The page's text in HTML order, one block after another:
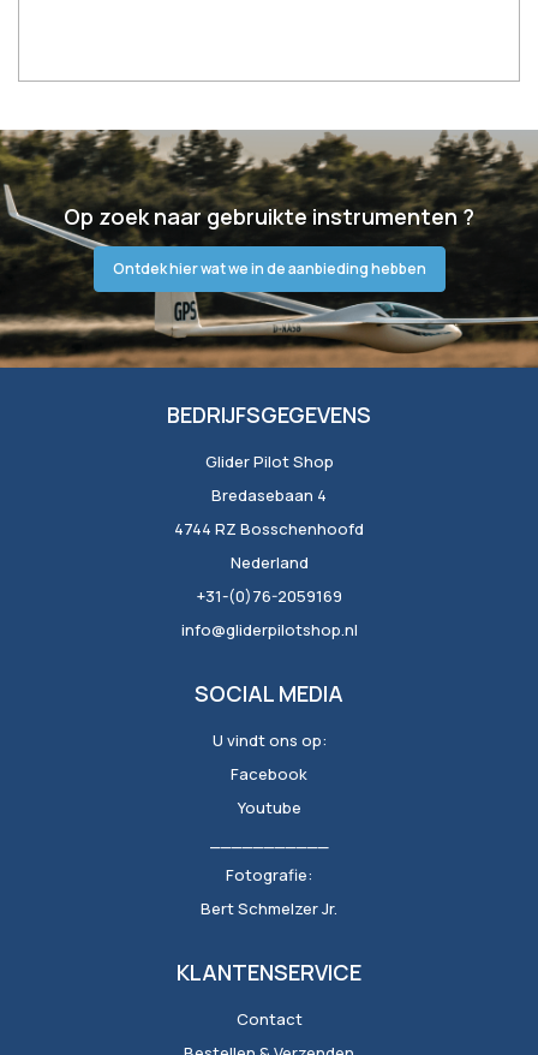
Op zoek naar gebruikte instrumenten ?
Ontdek hier wat we in de aanbieding hebben
BEDRIJFSGEGEVENS
Glider Pilot Shop
Bredasebaan 4
4744 RZ Bosschenhoofd
Nederland
+31-(0)76-2059169
info@gliderpilotshop.nl
SOCIAL MEDIA
U vindt ons op:
Facebook
Youtube
Fotografie:
Bert Schmelzer Jr.
KLANTENSERVICE
Contact